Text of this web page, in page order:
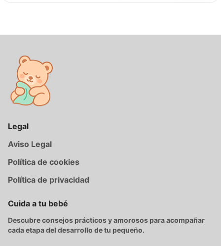
Legal
Aviso Legal
Política de cookies
Política de privacidad
Cuida a tu bebé
Descubre consejos prácticos y amorosos para acompañar
cada etapa del desarrollo de tu pequeño.